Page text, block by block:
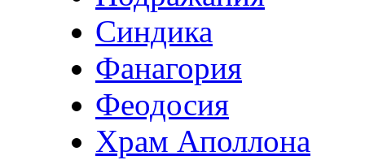
Синдика
Фанагория
Феодосия
Храм Аполлона